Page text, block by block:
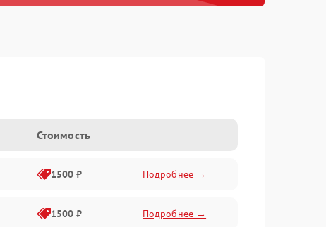
Стоимость
1500 ₽ Подробнее →
1500 ₽ Подробнее →